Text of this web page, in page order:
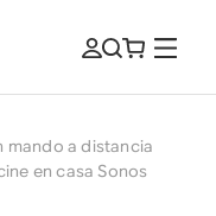
mando a distancia
en casa Sonos